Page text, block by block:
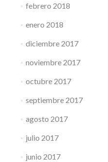
febrero 2018
enero 2018
diciembre 2017
noviembre 2017
octubre 2017
septiembre 2017
agosto 2017
julio 2017
junio 2017